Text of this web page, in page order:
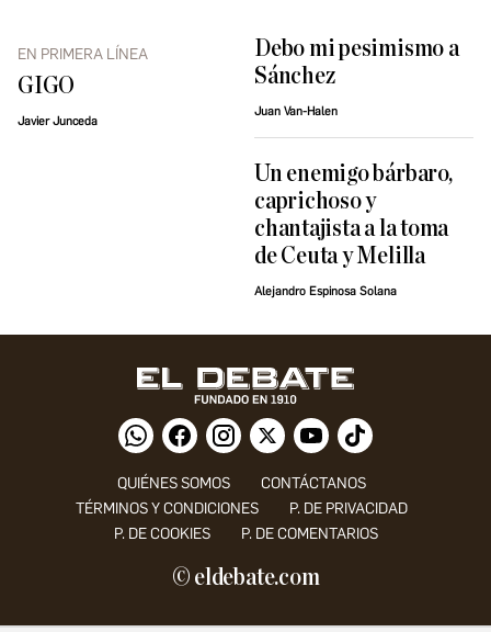
EN PRIMERA LÍNEA
GIGO
Javier Junceda
Debo mi pesimismo a
Sánchez
Juan Van-Halen
Un enemigo bárbaro,
caprichoso y
chantajista a la toma
de Ceuta y Melilla
Alejandro Espinosa Solana
QUIÉNES SOMOS
CONTÁCTANOS
TÉRMINOS Y CONDICIONES
P. DE PRIVACIDAD
P. DE COOKIES
P. DE COMENTARIOS
© eldebate.com